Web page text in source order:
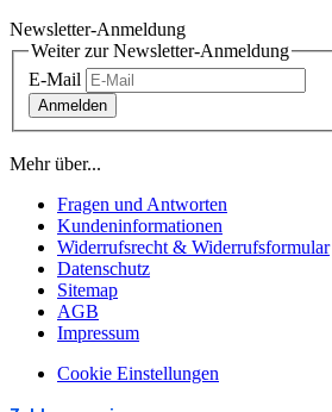
Newsletter-Anmeldung
Weiter zur Newsletter-Anmeldung
E-Mail
Anmelden
Mehr über...
Fragen und Antworten
Kundeninformationen
Widerrufsrecht & Widerrufsformular
Datenschutz
Sitemap
AGB
Impressum
Cookie Einstellungen